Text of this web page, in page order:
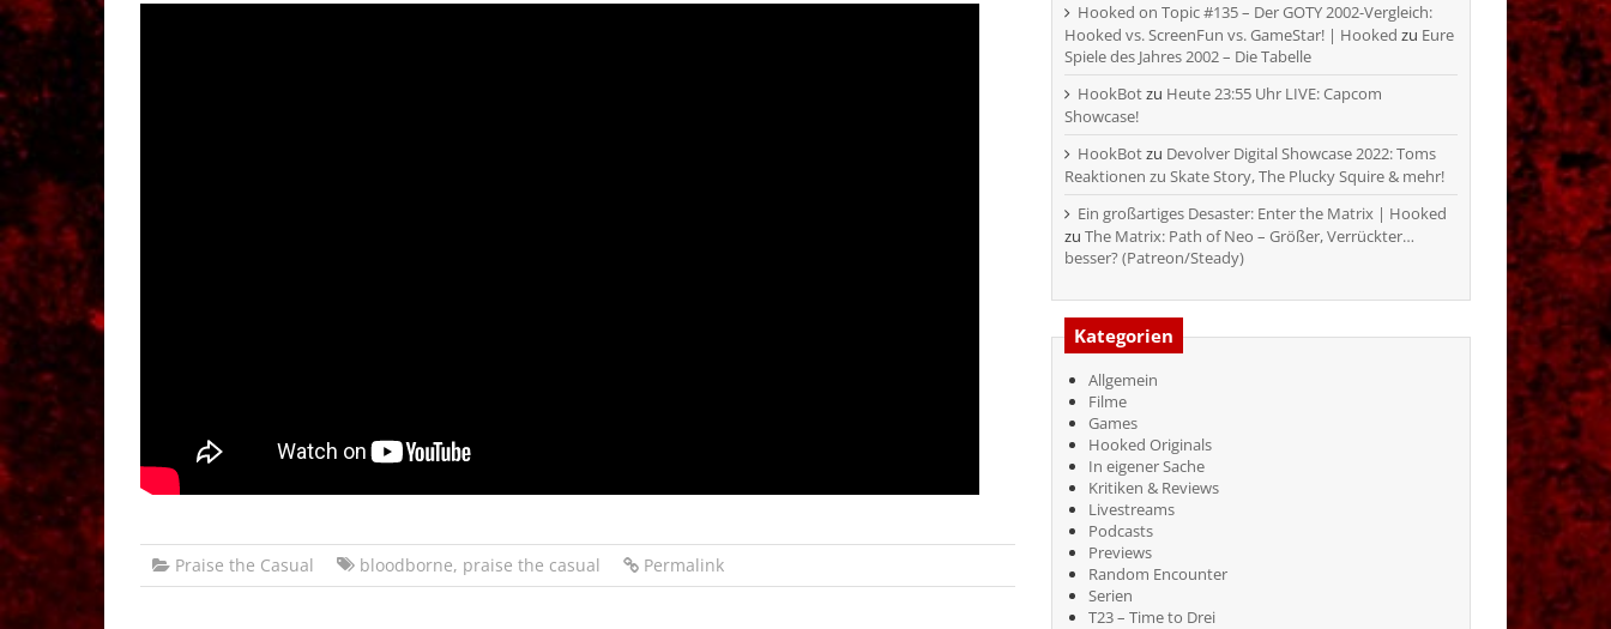
Praise the Casual bloodborne, praise the casual Permalink
Hooked on Topic #135 – Der GOTY 2002-Vergleich:
Hooked vs. ScreenFun vs. GameStar! | Hooked zu Eure
Spiele des Jahres 2002 – Die Tabelle
HookBotzu Heute 23:55 Uhr LIVE: Capcom
Showcase!
HookBotzu Devolver Digital Showcase 2022: Toms
Reaktionen zu Skate Story, The Plucky Squire & mehr!
Ein großartiges Desaster: Enter the Matrix | Hooked
zu The Matrix: Path of Neo – Größer, Verrückter…
besser? (Patreon/Steady)
Kategorien
Allgemein
Filme
Games
Hooked Originals
In eigener Sache
Kritiken & Reviews
Livestreams
Podcasts
Previews
Random Encounter
Serien
T23 – Time to Drei